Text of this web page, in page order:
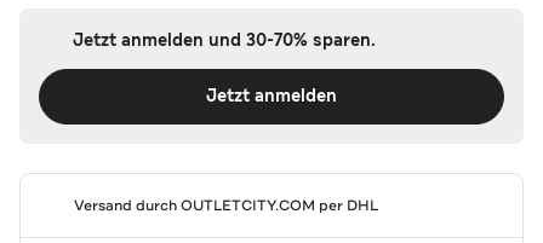
Jetzt anmelden und 30-70% sparen.
Jetzt anmelden
Versand durchOUTLETCITY.COM per DHL